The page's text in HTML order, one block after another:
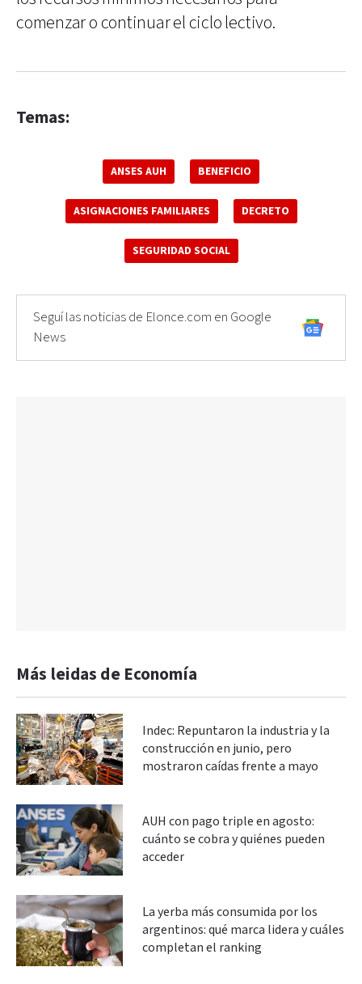
comenzar o continuar el ciclo lectivo.
Temas:
ANSES AUH BENEFICIO
ASIGNACIONES FAMILIARES DECRETO
SEGURIDAD SOCIAL
Seguí las noticias de Elonce.com en Google
News
Más leidas de Economía
Indec: Repuntaron la industria y la
construcción en junio, pero
mostraron caídas frente a mayo
AUH con pago triple en agosto:
cuánto se cobra y quiénes pueden
acceder
La yerba más consumida por los
argentinos: qué marca lidera y cuáles
completan el ranking